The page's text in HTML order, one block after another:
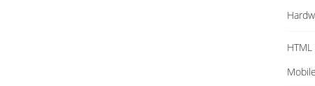
HTML
Mobile